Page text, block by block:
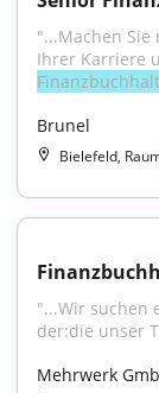
"...Machen
Brunel
Bielefeld,
"...Wir suchen
der:die unser
Mehrwerk